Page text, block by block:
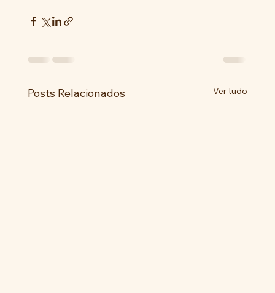
Posts Relacionados Ver tudo